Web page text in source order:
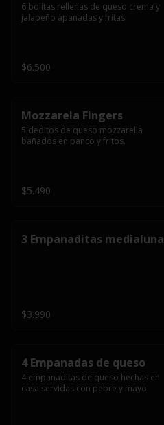
6 bolitas rellenas de queso crema y
jalapeño apanadas y fritas
$6.500
Mozzarela Fingers
5 deditos de queso mozzarella
bañados en panco y fritos.
$5.490
3 Empanaditas medialuna
$3.990
4 Empanadas de queso
4 empanaditas de queso hechas en
casa servidas con pebre y mayo.